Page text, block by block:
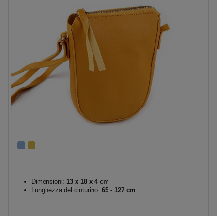
Dimensioni: 13 x 18 x 4 cm
Lunghezza del cinturino: 65 - 127 cm